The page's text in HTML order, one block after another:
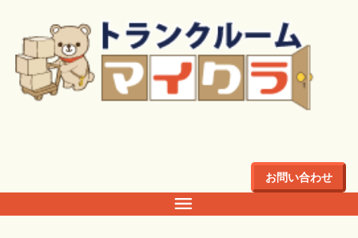
お問い合わせ